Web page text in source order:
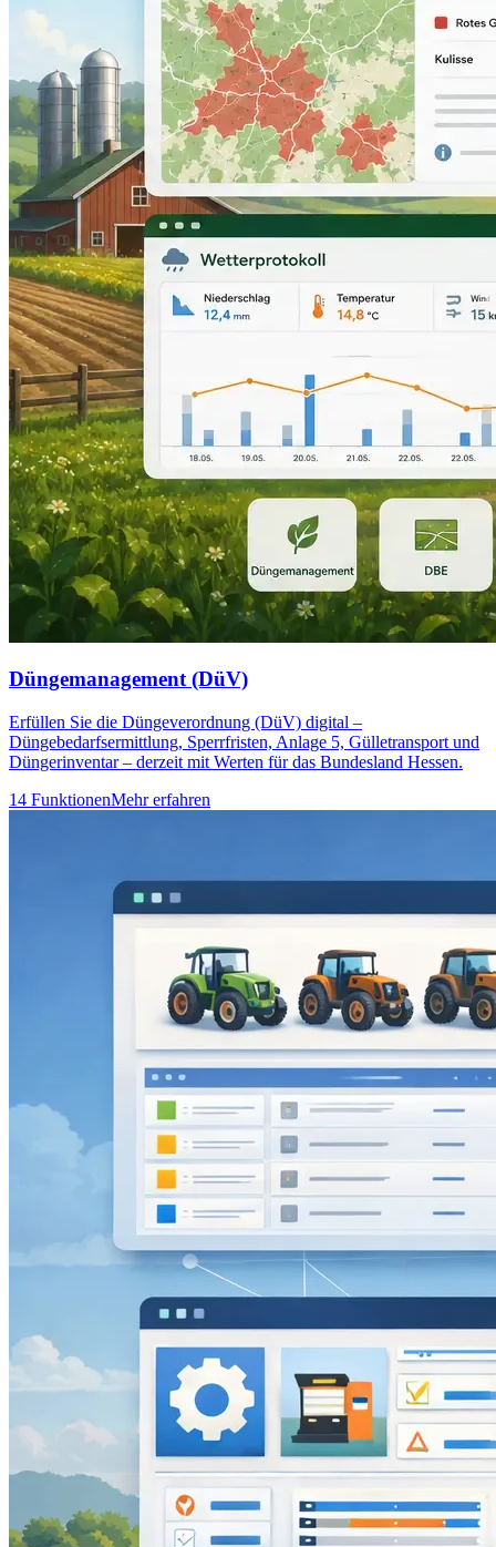
Düngemanagement (DüV)
Erfüllen Sie die Düngeverordnung (DüV) digital –
Düngebedarfsermittlung, Sperrfristen, Anlage 5, Gülletransport und
Düngerinventar – derzeit mit Werten für das Bundesland Hessen.
14 FunktionenMehr erfahren